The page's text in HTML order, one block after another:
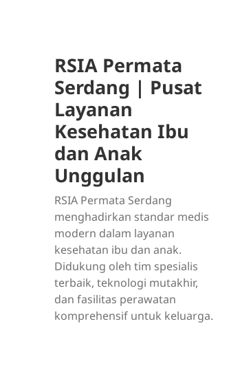
RSIA Permata
Serdang | Pusat
Layanan
Kesehatan Ibu
dan Anak
Unggulan
RSIA Permata Serdang
menghadirkan standar medis
modern dalam layanan
kesehatan ibu dan anak.
Didukung oleh tim spesialis
terbaik, teknologi mutakhir,
dan fasilitas perawatan
komprehensif untuk keluarga.